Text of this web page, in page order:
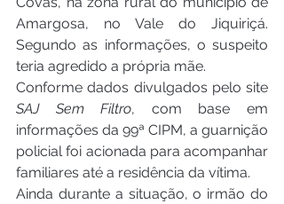
Amargosa, no Vale do Jiquiriçá.
Segundo as informações, o suspeito
teria agredido a própria mãe.
SAJ Sem Filtro, com base em
informações da 99ª CIPM, a guarnição
policial foi acionada para acompanhar
familiares até a residência da vítima.
Ainda durante a situação, o irmão do